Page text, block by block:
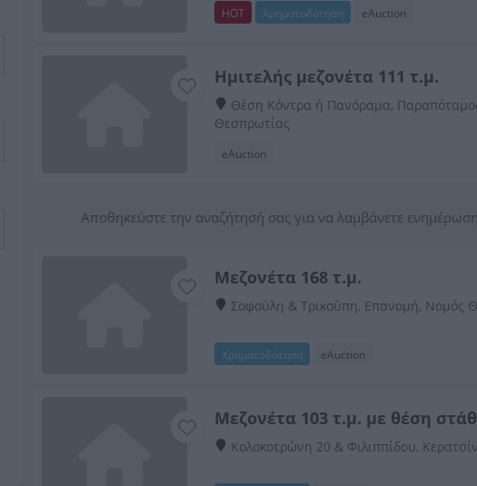
HOT Χρηματοδότηση eAuction
Ημιτελής μεζονέτα 111 τ.μ.
Θέση Κόντρα ή Πανόραμα,
Θεσπρωτίας
eAuction
Αποθηκεύστε την αναζήτησή σας για να λαμβάνετε
Μεζονέτα 168 τ.μ.
Σοφούλη & Τρικούπη, Επανομή, Νομός
Χρηματοδότηση eAuction
Μεζονέτα 103 τ.μ. με θέση
Κολοκοτρώνη 20 & Φιλιππίδου,